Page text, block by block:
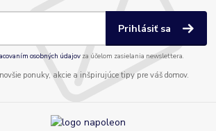
Prihlásiť sa
osobných údajov za účelom zasielania newslettera.
ponuky, akcie a inšpirujúce tipy pre váš domov.